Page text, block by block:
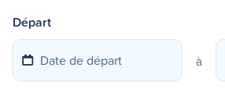
Départ
à